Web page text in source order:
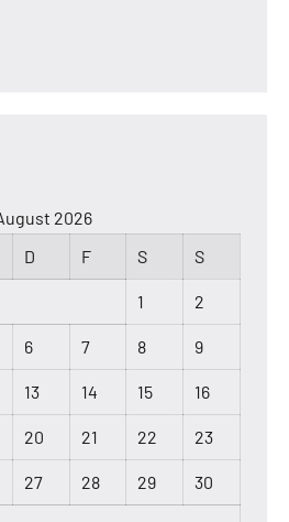
2026
D F S S
1 2
6 7 8 9
13 14 15 16
20 21 22 23
27 28 29 30